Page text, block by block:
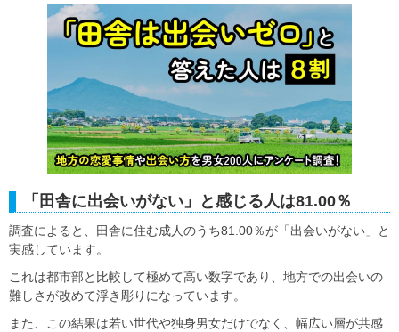
「田舎に出会いがない」と感じる人は81.00％
調査によると、田舎に住む成人のうち81.00％が「出会いがない」と
実感しています。
これは都市部と比較して極めて高い数字であり、地方での出会いの
難しさが改めて浮き彫りになっています。
また、この結果は若い世代や独身男女だけでなく、幅広い層が共感